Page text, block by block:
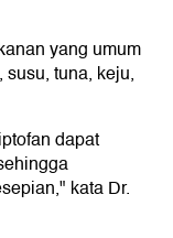
yang umum
tuna, keju,
dapat
kata Dr.